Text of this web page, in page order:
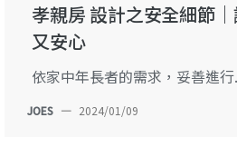
孝親房 設計之安全細節
又安心
依家中年長者的需求，妥善進行
JOES — 2024/01/09